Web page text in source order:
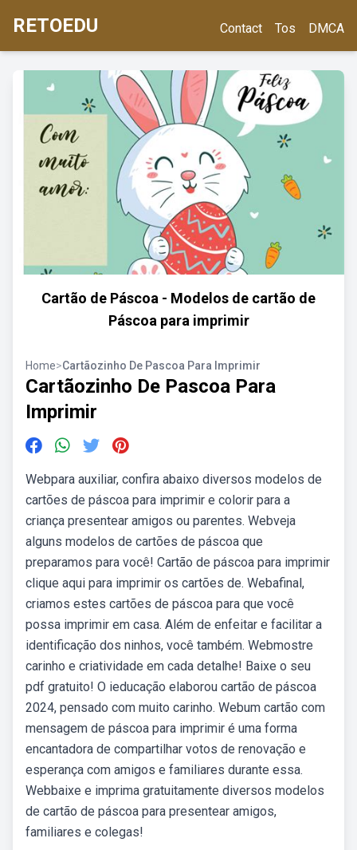
RETOEDU Contact Tos DMCA
Cartão de Páscoa - Modelos de cartão de
Páscoa para imprimir
Home>Cartãozinho De Pascoa Para Imprimir
Cartãozinho De Pascoa Para
Imprimir
Webpara auxiliar, confira abaixo diversos modelos de
cartões de páscoa para imprimir e colorir para a
criança presentear amigos ou parentes. Webveja
alguns modelos de cartões de páscoa que
preparamos para você! Cartão de páscoa para imprimir
clique aqui para imprimir os cartões de. Webafinal,
criamos estes cartões de páscoa para que você
possa imprimir em casa. Além de enfeitar e facilitar a
identificação dos ninhos, você também. Webmostre
carinho e criatividade em cada detalhe! Baixe o seu
pdf gratuito! O ieducação elaborou cartão de páscoa
2024, pensado com muito carinho. Webum cartão com
mensagem de páscoa para imprimir é uma forma
encantadora de compartilhar votos de renovação e
esperança com amigos e familiares durante essa.
Webbaixe e imprima gratuitamente diversos modelos
de cartão de páscoa para presentear amigos,
familiares e colegas!